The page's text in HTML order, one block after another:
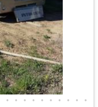
• • • • • • • • • •